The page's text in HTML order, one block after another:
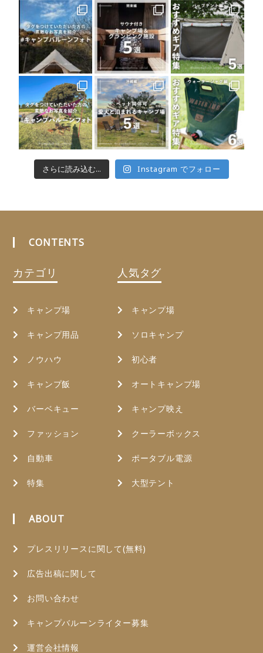
さらに読み込む... Instagram でフォロー
CONTENTS
カテゴリ
キャンプ場
キャンプ用品
ノウハウ
キャンプ飯
バーベキュー
ファッション
自動車
特集
人気タグ
キャンプ場
ソロキャンプ
初心者
オートキャンプ場
キャンプ映え
クーラーボックス
ポータブル電源
大型テント
ABOUT
プレスリリースに関して(無料)
広告出稿に関して
お問い合わせ
キャンプバルーンライター募集
運営会社情報